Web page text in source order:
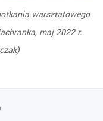
warsztatowego
maj 2022 r.